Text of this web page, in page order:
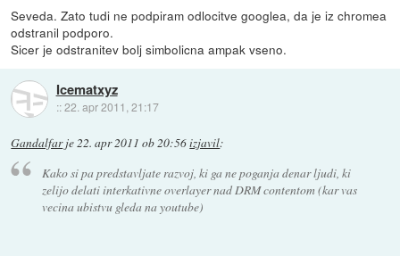
Seveda. Zato tudi ne podpiram odlocitve googlea, da je iz chromea
odstranil podporo.
Sicer je odstranitev bolj simbolicna ampak vseno.
Icematxyz
::22. apr 2011, 21:17
Gandalfarje22. apr 2011 ob 20:56izjavil:
Kako si pa predstavljate razvoj, ki ga ne poganja denar ljudi, ki
zelijo delati interkativne overlayer nad DRM contentom (kar vas
vecina ubistvu gleda na youtube)